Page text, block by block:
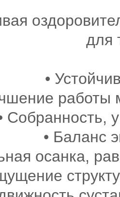
для
•
работы
Собранность,
• Баланс
осанка,